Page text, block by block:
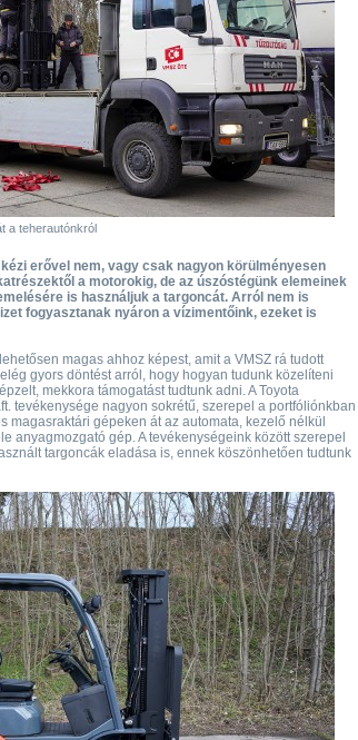
a teherautónkról
erővel nem, vagy csak nagyon körülményesen
a motorokig, de az úszóstégünk elemeinek
is használjuk a targoncát. Arról nem is
fogyasztanak nyáron a vízimentőink, ezeket is
magas ahhoz képest, amit a VMSZ rá tudott
gyors döntést arról, hogy hogyan tudunk közelíteni
mekkora támogatást tudtunk adni. A Toyota
tevékenysége nagyon sokrétű, szerepel a portfóliónkban
magasraktári gépeken át az automata, kezelő nélkül
anyagmozgató gép. A tevékenységeink között szerepel
targoncák eladása is, ennek köszönhetően tudtunk